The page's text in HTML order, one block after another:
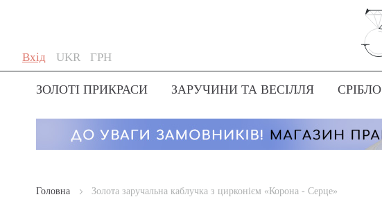
Вхід
Skip
to
Content
Мова
UKR Валюта
ГРН
ЗОЛОТІ ПРИКРАСИ ЗАРУЧИНИ ТА ВЕСІЛЛЯ СРІБЛО
Головна Золота заручальна каблучка з цирконієм «Корона - Серце»